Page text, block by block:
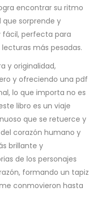
encontrar su ritmo
sorprende y
fácil, perfecta para
más pesadas.
y originalidad,
y ofreciendo una pdf
lo que importa no es
libro es un viaje
que se retuerce y
corazón humano y
brillante y
de los personajes
formando un tapiz
conmovieron hasta